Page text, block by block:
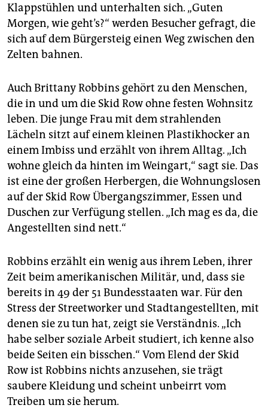
Klappstühlen und unterhalten sich. „Guten
Morgen, wie geht’s?“ werden Besucher gefragt, die
sich auf dem Bürgersteig einen Weg zwischen den
Zelten bahnen.
Auch Brittany Robbins gehört zu den Menschen,
die in und um die Skid Row ohne festen Wohnsitz
leben. Die junge Frau mit dem strahlenden
Lächeln sitzt auf einem kleinen Plastikhocker an
einem Imbiss und erzählt von ihrem Alltag. „Ich
wohne gleich da hinten im Weingart,“ sagt sie. Das
ist eine der großen Herbergen, die Wohnungslosen
auf der Skid Row Übergangszimmer, Essen und
Duschen zur Verfügung stellen. „Ich mag es da, die
Angestellten sind nett.“
Robbins erzählt ein wenig aus ihrem Leben, ihrer
Zeit beim amerikanischen Militär, und, dass sie
bereits in 49 der 51 Bundesstaaten war. Für den
Stress der Streetworker und Stadtangestellten, mit
denen sie zu tun hat, zeigt sie Verständnis. „Ich
habe selber soziale Arbeit studiert, ich kenne also
beide Seiten ein bisschen.“ Vom Elend der Skid
Row ist Robbins nichts anzusehen, sie trägt
saubere Kleidung und scheint unbeirrt vom
Treiben um sie herum.